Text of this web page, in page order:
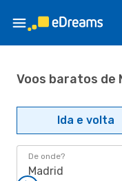
Voos baratos de
Ida e volta
De onde?
Madrid